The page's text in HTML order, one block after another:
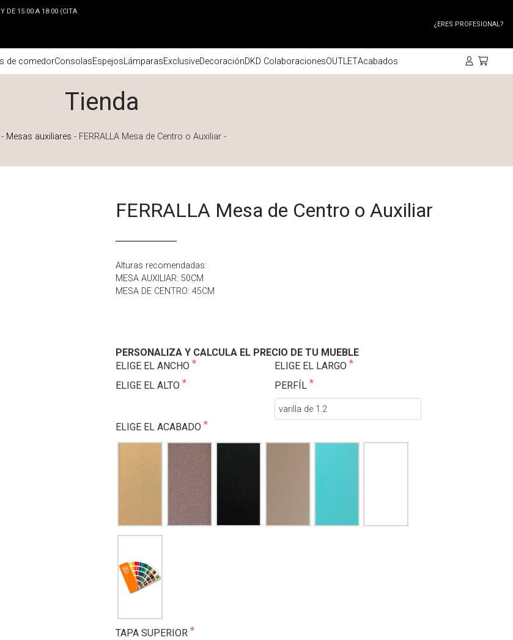
DE 15:00 A 18:00 (CITA
¿ERES PROFESIONAL?
de comedorConsolasEspejosLámparasExclusiveDecoraciónDKD ColaboracionesOUTLETAcabados
Tienda
- Mesas auxiliares - FERRALLA Mesa de Centro o Auxiliar -
FERRALLA Mesa de Centro o Auxiliar
Alturas recomendadas:
MESA AUXILIAR: 50CM
MESA DE CENTRO: 45CM
PERSONALIZA Y CALCULA EL PRECIO DE TU MUEBLE
ELIGE EL ANCHO
ELIGE EL LARGO
ELIGE EL ALTO
PERFÍL
ELIGE EL ACABADO
TAPA SUPERIOR